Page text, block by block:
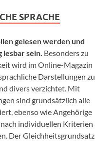
SPRACHE
gelesen werden und
lesbar sein. Besonders zu
wird im Online-Magazin
Darstellungen zu
divers verzichtet. Mit
sind grundsätzlich alle
ebenso wie Angehörige
individuellen Kriterien
Der Gleichheitsgrundsatz